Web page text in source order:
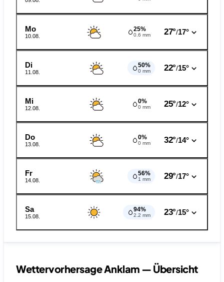
Mo
10.08.
25%
0.6 mm 27°/17°
Di
11.08.
50%
0 mm 22°/15°
Mi
12.08.
0%
0 mm 25°/12°
Do
13.08.
0%
0 mm 32°/14°
Fr
14.08.
56%
1 mm 29°/17°
Sa
15.08.
94%
2.2 mm 23°/15°
Wettervorhersage Anklam — Übersicht